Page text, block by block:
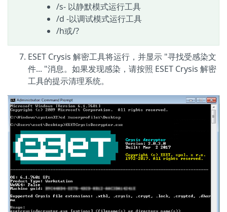
/s- 以静默模式运行工具
/d -以调试模式运行工具
/h或/?
ESET Crysis 解密工具将运行，并显示 "寻找受感染文
件... "消息。如果发现感染，请按照 ESET Crysis 解密
工具的提示清理系统。